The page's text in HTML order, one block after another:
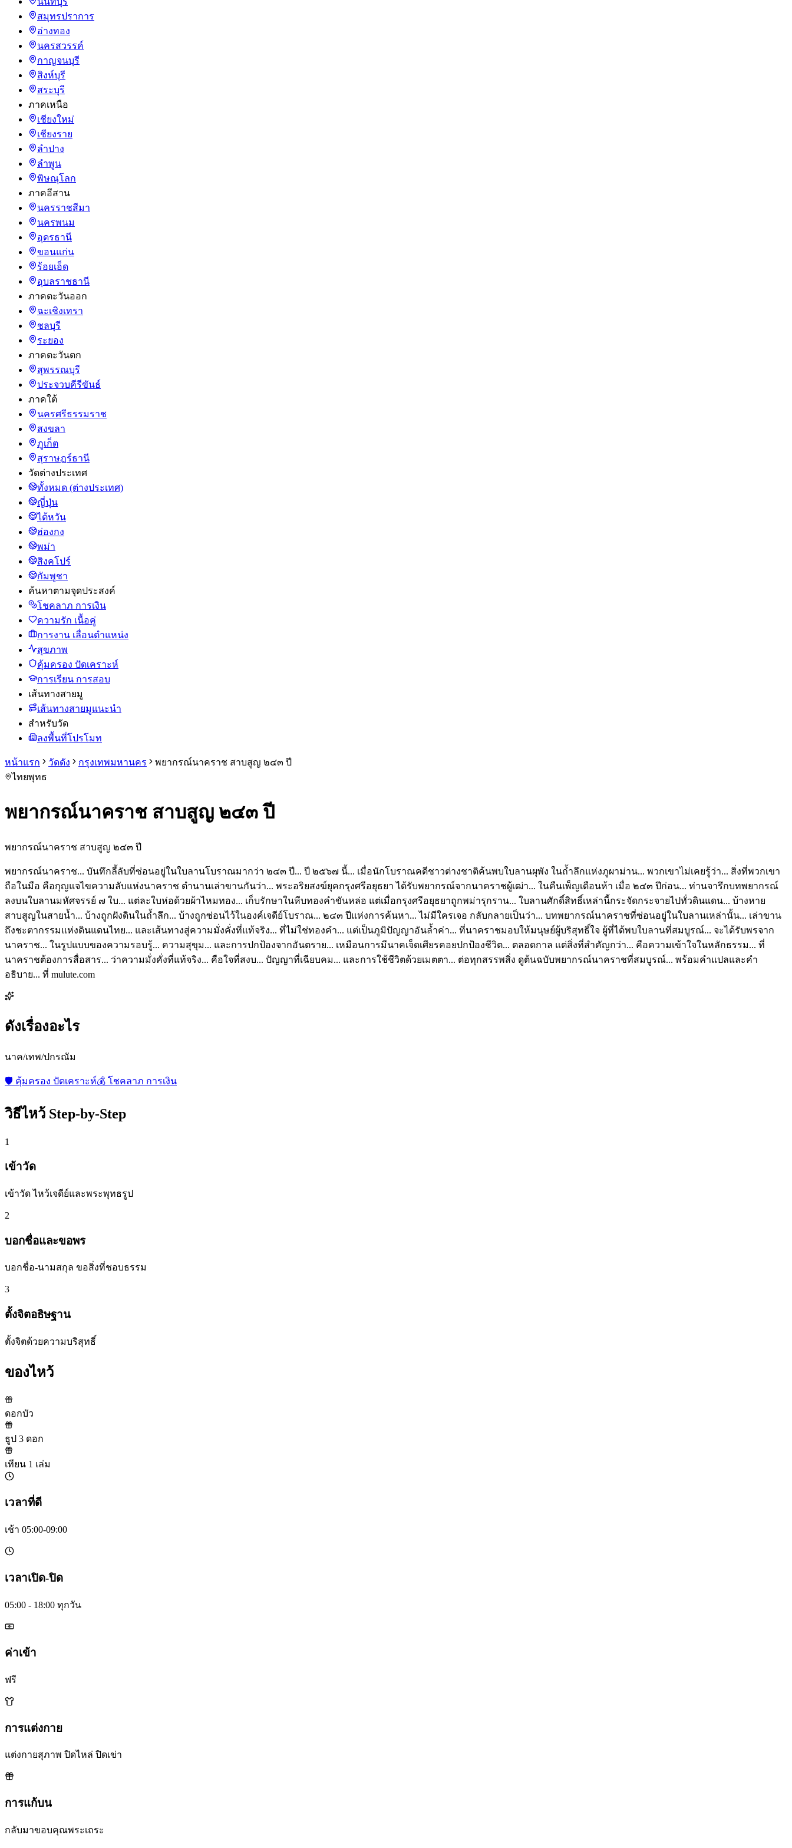
สมุทรปราการ
อ่างทอง
นครสวรรค์
กาญจนบุรี
สิงห์บุรี
สระบุรี
ภาคเหนือ
เชียงใหม่
เชียงราย
ลำปาง
ลำพูน
พิษณุโลก
ภาคอีสาน
นครราชสีมา
นครพนม
อุดรธานี
ขอนแก่น
ร้อยเอ็ด
อุบลราชธานี
ภาคตะวันออก
ฉะเชิงเทรา
ชลบุรี
ระยอง
ภาคตะวันตก
สุพรรณบุรี
ประจวบคีรีขันธ์
ภาคใต้
นครศรีธรรมราช
สงขลา
ภูเก็ต
สุราษฎร์ธานี
วัดต่างประเทศ
ทั้งหมด (ต่างประเทศ)
ญี่ปุ่น
ไต้หวัน
ฮ่องกง
พม่า
สิงคโปร์
กัมพูชา
ค้นหาตามจุดประสงค์
โชคลาภ การเงิน
ความรัก เนื้อคู่
การงาน เลื่อนตำแหน่ง
สุขภาพ
คุ้มครอง ปัดเคราะห์
การเรียน การสอบ
เส้นทางสายมู
เส้นทางสายมูแนะนำ
สำหรับวัด
ลงพื้นที่โปรโมท
หน้าแรก วัดดัง กรุงเทพมหานคร
พยากรณ์นาคราช สาบสูญ ๒๔๓ ปี
ไทยพุทธ
พยากรณ์นาคราช สาบสูญ ๒๔๓ ปี
พยากรณ์นาคราช สาบสูญ ๒๔๓ ปี
พยากรณ์นาคราช... บันทึกลี้ลับที่ซ่อนอยู่ในใบลานโบราณมากว่า ๒๔๓ ปี... ปี ๒๕๖๗ นี้... เมื่อนักโบราณคดีชาวต่างชาติค้นพบใบลานผุพัง ในถ้ำลึกแห่งภูผาม่าน... พวกเขาไม่เคยรู้ว่า... สิ่งที่พวกเขา
ถือในมือ คือกุญแจไขความลับแห่งนาคราช ตำนานเล่าขานกันว่า... พระอริยสงฆ์ยุคกรุงศรีอยุธยา ได้รับพยากรณ์จากนาคราชผู้เฒ่า... ในคืนเพ็ญเดือนห้า เมื่อ ๒๔๓ ปีก่อน... ท่านจารึกบทพยากรณ์
ลงบนใบลานมหัศจรรย์ ๗ ใบ... แต่ละใบห่อด้วยผ้าไหมทอง... เก็บรักษาในหีบทองคำขันหล่อ แต่เมื่อกรุงศรีอยุธยาถูกพม่ารุกราน... ใบลานศักดิ์สิทธิ์เหล่านี้กระจัดกระจายไปทั่วดินแดน... บ้างหาย
สาบสูญในสายน้ำ... บ้างถูกฝังดินในถ้ำลึก... บ้างถูกซ่อนไว้ในองค์เจดีย์โบราณ... ๒๔๓ ปีแห่งการค้นหา... ไม่มีใครเจอ กลับกลายเป็นว่า... บทพยากรณ์นาคราชที่ซ่อนอยู่ในใบลานเหล่านั้น... เล่าขาน
ถึงชะตากรรมแห่งดินแดนไทย... และเส้นทางสู่ความมั่งคั่งที่แท้จริง... ที่ไม่ใช่ทองคำ... แต่เป็นภูมิปัญญาอันล้ำค่า... ที่นาคราชมอบให้มนุษย์ผู้บริสุทธิ์ใจ ผู้ที่ได้พบใบลานที่สมบูรณ์... จะได้รับพรจาก
นาคราช... ในรูปแบบของความรอบรู้... ความสุขุม... และการปกป้องจากอันตราย... เหมือนการมีนาคเจ็ดเศียรคอยปกป้องชีวิต... ตลอดกาล แต่สิ่งที่สำคัญกว่า... คือความเข้าใจในหลักธรรม... ที่
นาคราชต้องการสื่อสาร... ว่าความมั่งคั่งที่แท้จริง... คือใจที่สงบ... ปัญญาที่เฉียบคม... และการใช้ชีวิตด้วยเมตตา... ต่อทุกสรรพสิ่ง ดูต้นฉบับพยากรณ์นาคราชที่สมบูรณ์... พร้อมคำแปลและคำ
อธิบาย... ที่ mulute.com
ดังเรื่องอะไร
นาค/เทพ/ปกรณัม
🛡️ คุ้มครอง ปัดเคราะห์💰 โชคลาภ การเงิน
วิธีไหว้ Step-by-Step
1
เข้าวัด
เข้าวัด ไหว้เจดีย์และพระพุทธรูป
2
บอกชื่อและขอพร
บอกชื่อ-นามสกุล ขอสิ่งที่ชอบธรรม
3
ตั้งจิตอธิษฐาน
ตั้งจิตด้วยความบริสุทธิ์
ของไหว้
ดอกบัว
ธูป 3 ดอก
เทียน 1 เล่ม
เวลาที่ดี
เช้า 05:00-09:00
เวลาเปิด-ปิด
05:00 - 18:00 ทุกวัน
ค่าเข้า
ฟรี
การแต่งกาย
แต่งกายสุภาพ ปิดไหล่ ปิดเข่า
การแก้บน
กลับมาขอบคุณพระเถระ